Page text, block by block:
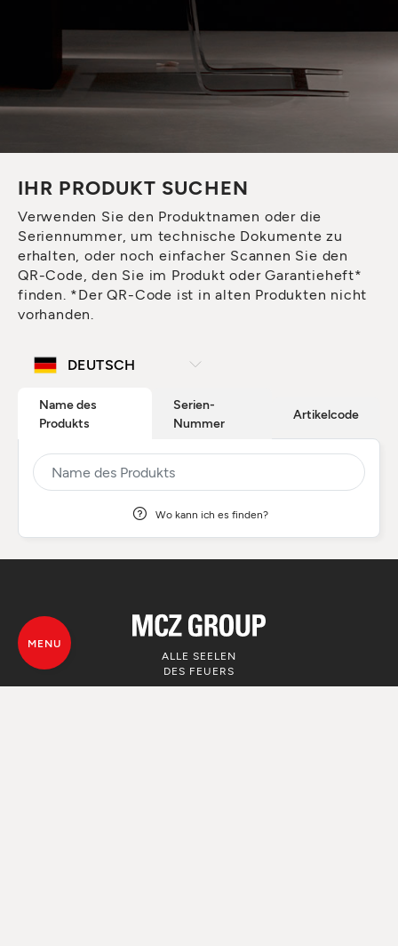
IHR PRODUKT SUCHEN
Verwenden Sie den Produktnamen oder die
Seriennummer, um technische Dokumente zu
erhalten, oder noch einfacher Scannen Sie den
QR-Code, den Sie im Produkt oder Garantieheft*
finden. *Der QR-Code ist in alten Produkten nicht
vorhanden.
Name des
Produkts
Serien-
Nummer
Artikelcode
Wo kann ich es finden?
ALLE SEELEN
DES FEUERS
MENU